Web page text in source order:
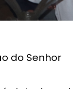
do Senhor